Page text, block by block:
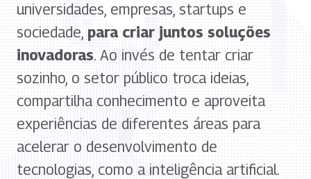
universidades, empresas, startups e
sociedade, para criar juntos soluções
inovadoras. Ao invés de tentar criar
sozinho, o setor público troca ideias,
compartilha conhecimento e aproveita
experiências de diferentes áreas para
acelerar o desenvolvimento de
tecnologias, como a inteligência artificial.